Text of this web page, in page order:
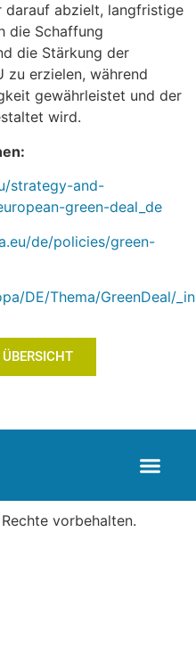
darauf abzielt, langfristige
die Schaffung
die Stärkung der
zu erzielen, während
gewährleistet und der
wird.
strategy-and-
green-deal_de
de/policies/green-
DE/Thema/GreenDeal/
vorbehalten.